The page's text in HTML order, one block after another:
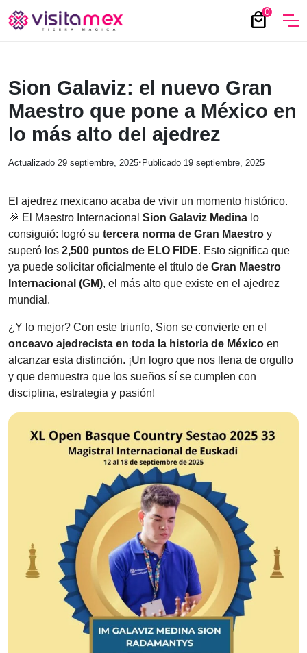
0
local_mall
Sion Galaviz: el nuevo Gran
Maestro que pone a México en
lo más alto del ajedrez
Actualizado 29 septiembre, 2025·Publicado 19 septiembre, 2025
El ajedrez mexicano acaba de vivir un momento histórico.
🎉 El Maestro Internacional Sion Galaviz Medina lo
consiguió: logró su tercera norma de Gran Maestro y
superó los 2,500 puntos de ELO FIDE. Esto significa que
ya puede solicitar oficialmente el título de Gran Maestro
Internacional (GM), el más alto que existe en el ajedrez
mundial.
¿Y lo mejor? Con este triunfo, Sion se convierte en el
onceavo ajedrecista en toda la historia de México en
alcanzar esta distinción. ¡Un logro que nos llena de orgullo
y que demuestra que los sueños sí se cumplen con
disciplina, estrategia y pasión!